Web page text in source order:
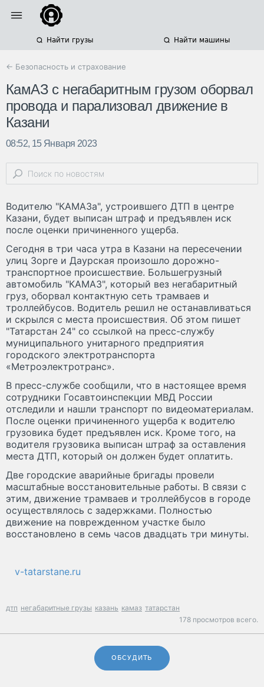
Найти грузы Найти машины
← Безопасность и страхование
КамАЗ с негабаритным грузом оборвал
провода и парализовал движение в
Казани
08:52, 15 Января 2023
Водителю "КАМАЗа", устроившего ДТП в центре
Казани, будет выписан штраф и предъявлен иск
после оценки причиненного ущерба.
Сегодня в три часа утра в Казани на пересечении
улиц Зорге и Даурская произошло дорожно-
транспортное происшествие. Большегрузный
автомобиль "КАМАЗ", который вез негабаритный
груз, оборвал контактную сеть трамваев и
троллейбусов. Водитель решил не останавливаться
и скрылся с места происшествия. Об этом пишет
"Татарстан 24" со ссылкой на пресс-службу
муниципального унитарного предприятия
городского электротранспорта
«Метроэлектротранс».
В пресс-службе сообщили, что в настоящее время
сотрудники Госавтоинспекции МВД России
отследили и нашли транспорт по видеоматериалам.
После оценки причиненного ущерба к водителю
грузовика будет предъявлен иск. Кроме того, на
водителя грузовика выписан штраф за оставления
места ДТП, который он должен будет оплатить.
Две городские аварийные бригады провели
масштабные восстановительные работы. В связи с
этим, движение трамваев и троллейбусов в городе
осуществлялось с задержками. Полностью
движение на поврежденном участке было
восстановлено в семь часов двадцать три минуты.
v-tatarstane.ru
дтп негабаритные грузы казань камаз татарстан
178 просмотров всего.
ОБСУДИТЬ